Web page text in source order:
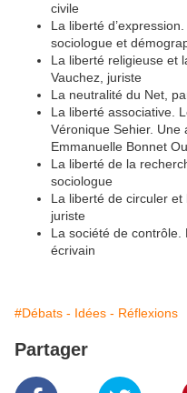
civile
La liberté
sociologue et
La liberté religieuse et
Vauchez, juriste
La neutralité du Net,
La liberté associative.
Véronique Sehier. Une
Emmanuelle Bonnet
La liberté de la
sociologue
La liberté de circuler et
juriste
La société de contrôle.
écrivain
#Débats - Idées - Réflexions
Partager